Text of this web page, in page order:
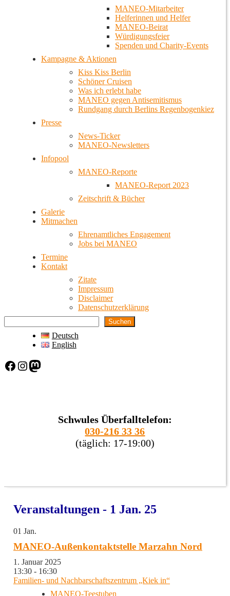
MANEO-Mitarbeiter
Helferinnen und Helfer
MANEO-Beirat
Würdigungsfeier
Spenden und Charity-Events
Kampagne & Aktionen
Kiss Kiss Berlin
Schöner Cruisen
Was ich erlebt habe
MANEO gegen Antisemitismus
Rundgang durch Berlins Regenbogenkiez
Presse
News-Ticker
MANEO-Newsletters
Infopool
MANEO-Reporte
MANEO-Report 2023
Zeitschrift & Bücher
Galerie
Mitmachen
Ehrenamtliches Engagement
Jobs bei MANEO
Termine
Kontakt
Zitate
Impressum
Disclaimer
Datenschutzerklärung
Suchen
Deutsch
English
Facebook Instagram Mastodon
Schwules Überfalltelefon:
030-216 33 36
(täglich: 17-19:00)
Veranstaltungen - 1 Jan. 25
01 Jan.
MANEO-Außenkontaktstelle Marzahn Nord
1. Januar 2025
13:30 - 16:30
Familien- und Nachbarschaftszentrum „Kiek in“
MANEO-Teestuben